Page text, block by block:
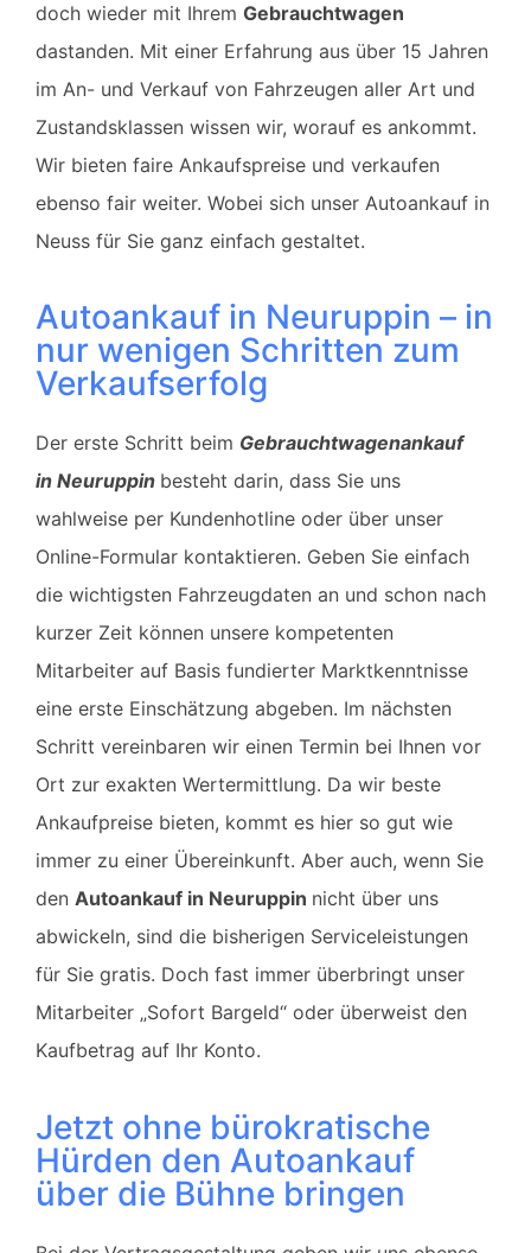
doch wieder mit Ihrem Gebrauchtwagen
dastanden. Mit einer Erfahrung aus über 15 Jahren
im An- und Verkauf von Fahrzeugen aller Art und
Zustandsklassen wissen wir, worauf es ankommt.
Wir bieten faire Ankaufspreise und verkaufen
ebenso fair weiter. Wobei sich unser Autoankauf in
Neuss für Sie ganz einfach gestaltet.
Autoankauf in Neuruppin – in
nur wenigen Schritten zum
Verkaufserfolg
Der erste Schritt beim Gebrauchtwagenankauf
in Neuruppin besteht darin, dass Sie uns
wahlweise per Kundenhotline oder über unser
Online-Formular kontaktieren. Geben Sie einfach
die wichtigsten Fahrzeugdaten an und schon nach
kurzer Zeit können unsere kompetenten
Mitarbeiter auf Basis fundierter Marktkenntnisse
eine erste Einschätzung abgeben. Im nächsten
Schritt vereinbaren wir einen Termin bei Ihnen vor
Ort zur exakten Wertermittlung. Da wir beste
Ankaufpreise bieten, kommt es hier so gut wie
immer zu einer Übereinkunft. Aber auch, wenn Sie
den Autoankauf in Neuruppin nicht über uns
abwickeln, sind die bisherigen Serviceleistungen
für Sie gratis. Doch fast immer überbringt unser
Mitarbeiter „Sofort Bargeld“ oder überweist den
Kaufbetrag auf Ihr Konto.
Jetzt ohne bürokratische
Hürden den Autoankauf
über die Bühne bringen